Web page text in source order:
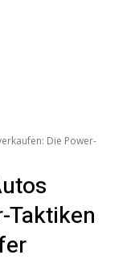
Die Power-
Taktiken